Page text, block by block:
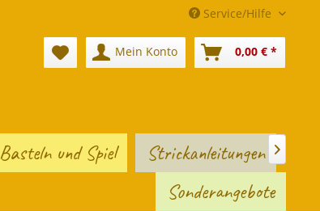
Service/Hilfe
Mein Konto 0,00 € *
Basteln und Spiel
Strickanleitungen
Sonderangebote
